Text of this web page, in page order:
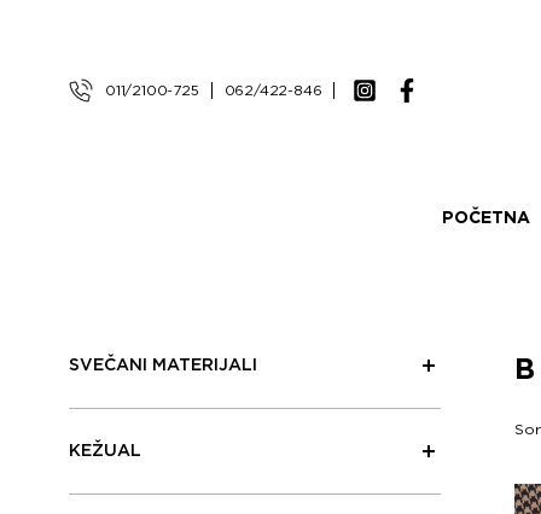
011/2100-725 062/422-846
POČETNA
SVEČANI MATERIJALI
KEŽUAL